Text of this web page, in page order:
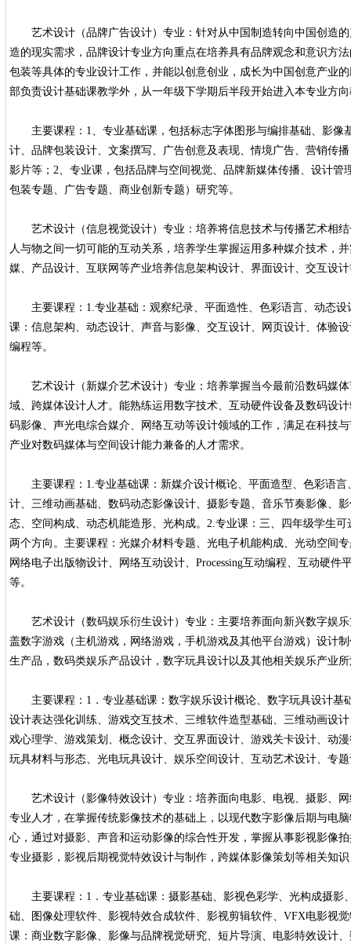
艺术设计（品牌广告设计）专业：针对从中国制造转向中国创造的
造的现实需求，品牌设计专业方向重点在培养具有品牌观念和意识方
包装等具体的专业设计工作，并能以创意创业，成长为中国创意产业
部负责设计基础课教学外，从一年级下学期后半段开始进入本专业方
主要课程：1、专业基础课，包括标志字体图形与编排基础、影像
计、品牌包装设计、文案撰写、广告创意及表现、情境广告、营销传
影片等；2、专业课，包括品牌与空间视觉、品牌新媒体传播、设计管
包装专题、广告专题、商业创新专题）研究等。
艺术设计（信息视觉设计）专业：培养将信息技术与传播艺术相结
人与物之间一切可能的互动关系，培养学生掌握运用多种媒介技术，
媒、产品设计、互联网等产业培养信息架构设计、界面设计、交互设
主要课程：1.专业基础：观察纪录、平面造性、色彩语言、动态设
课：信息架构、动态设计、声音与影像、交互设计、网页设计、体验
编程等。
艺术设计（新媒介艺术设计）专业：培养掌握当今最前沿数码媒体
域、跨媒体设计人才。能熟练运用数字技术、互动硬件设备及数码设
码影像、声光电综合媒介、网络互动等设计领域的工作，满足在科技
产业对数码媒体与空间设计能力兼备的人才需求。
主要课程：1.专业基础课：新媒介设计概论、平面造型、色彩语言
计、三维动画基础、数码动态影像设计、摄影专题、音乐节奏影像、
态、空间构成、动态机能造形、光构成。2.专业课：三、四年级学生
两个方向。主要课程：光媒介材料专题、光电子机能构成、光动空间
网络电子出版物设计、网络互动设计、Processing互动编程、互动硬件
等。
艺术设计（数码娱乐衍生设计）专业：主要培养面向新兴数字娱乐
盖数字游戏（主机游戏，网络游戏，手机游戏及其他平台游戏）设计
生产品，数码类娱乐产品设计，数字玩具设计以及其他相关娱乐产业
主要课程：1．专业基础课：数字娱乐设计概论、数字玩具设计基
设计表达强化训练、游戏交互技术、三维软件造型基础、三维动画设
戏心理学、游戏策划、概念设计、交互界面设计、游戏关卡设计、动
玩具材料与形态、光电玩具设计、娱乐空间设计、互动艺术设计、专
艺术设计（影像特效设计）专业：培养面向电影、电视、摄影、网
专业人才，在掌握传统影像技术的基础上，以现代数字影像后期与电
心，通过对摄影、声音和运动影像的综合性开发，掌握从事影视影像
专业摄影，影视后期视觉特效设计与制作，跨媒体影像策划等相关知
主要课程：1．专业基础课：摄影基础、影视色彩学、光构成摄影
础、图像处理软件、影视特效合成软件、影视剪辑软件、VFX电影视
课：商业数字影像、影像与品牌视觉研究、短片导演、电影特效设计